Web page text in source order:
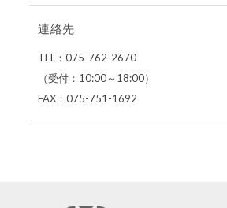
連絡先
TEL：075-762-2670
（受付：10:00～18:00）
FAX：075-751-1692